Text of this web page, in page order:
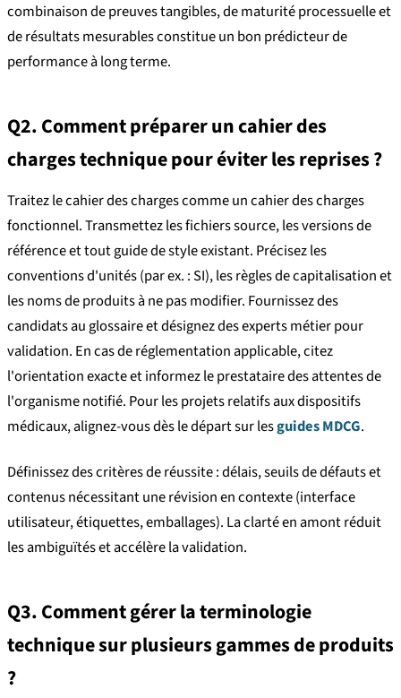
combinaison de preuves tangibles, de maturité processuelle et
de résultats mesurables constitue un bon prédicteur de
performance à long terme.
Q2. Comment préparer un cahier des
charges technique pour éviter les reprises ?
Traitez le cahier des charges comme un cahier des charges
fonctionnel. Transmettez les fichiers source, les versions de
référence et tout guide de style existant. Précisez les
conventions d'unités (par ex. : SI), les règles de capitalisation et
les noms de produits à ne pas modifier. Fournissez des
candidats au glossaire et désignez des experts métier pour
validation. En cas de réglementation applicable, citez
l'orientation exacte et informez le prestataire des attentes de
l'organisme notifié. Pour les projets relatifs aux dispositifs
médicaux, alignez-vous dès le départ sur lesguides MDCG.
Définissez des critères de réussite : délais, seuils de défauts et
contenus nécessitant une révision en contexte (interface
utilisateur, étiquettes, emballages). La clarté en amont réduit
les ambiguïtés et accélère la validation.
Q3. Comment gérer la terminologie
technique sur plusieurs gammes de produits
?